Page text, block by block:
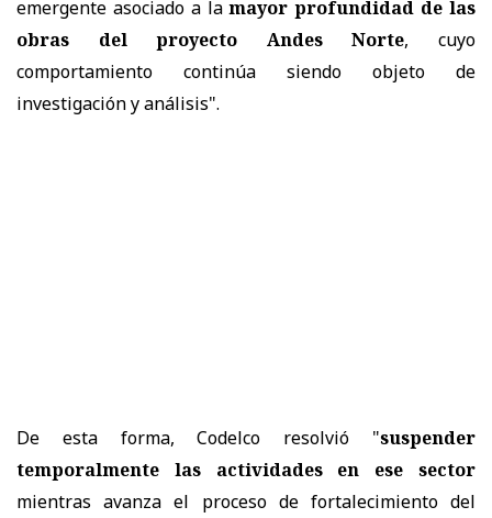
emergente asociado a lamayor profundidad de las
obras del proyecto Andes Norte, cuyo
comportamiento continúa siendo objeto de
investigación y análisis".
De esta forma, Codelco resolvió "suspender
temporalmente las actividades en ese sector
mientras avanza el proceso de fortalecimiento del